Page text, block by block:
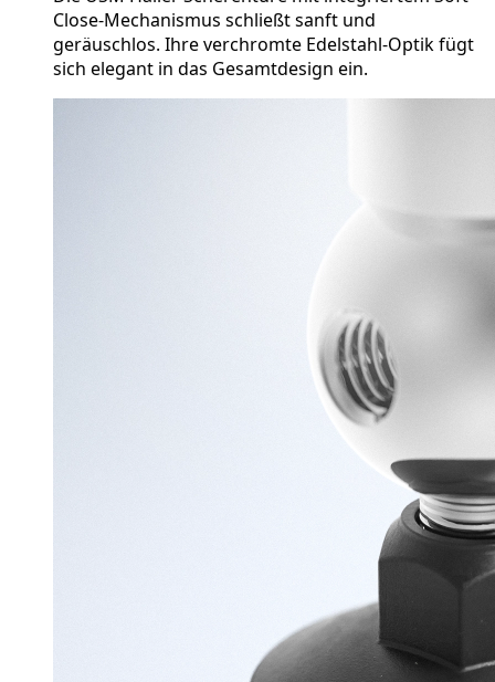
Close-Mechanismus schließt sanft und
geräuschlos. Ihre verchromte Edelstahl-Optik fügt
sich elegant in das Gesamtdesign ein.